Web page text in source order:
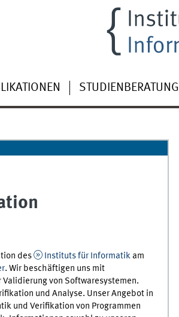
STUDIENBERATUNG
des Instituts für Informatikam
. Wir beschäftigen uns mit
von Softwaresystemen.
und Analyse. Unser Angebot in
und Verifikation von Programmen